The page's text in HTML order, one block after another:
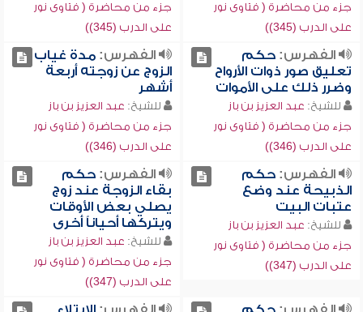
جزء من محاضرة ( فتاوى نور
على الدرب (345))
جزء من محاضرة ( فتاوى نور
على الدرب (345))
الفهرس:حكم
تعليق صور ذوات الأرواح
وضرر ذلك على الأموات
للشيخ: عبد العزيز بن باز
جزء من محاضرة ( فتاوى نور
على الدرب (346))
الفهرس:مدة غياب
الزوج عن زوجته أربعة
أشهر
للشيخ: عبد العزيز بن باز
جزء من محاضرة ( فتاوى نور
على الدرب (346))
الفهرس:حكم
الذبيحة عند وضع
عتبات البيت
للشيخ: عبد العزيز بن باز
جزء من محاضرة ( فتاوى نور
على الدرب (347))
الفهرس:حكم
بقاء الزوجة عند زوج
يصلي بعض الأوقات
ويتركها أحياناً أخرى
للشيخ: عبد العزيز بن باز
جزء من محاضرة ( فتاوى نور
على الدرب (347))